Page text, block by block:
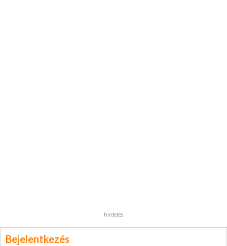
hirdetés
Bejelentkezés